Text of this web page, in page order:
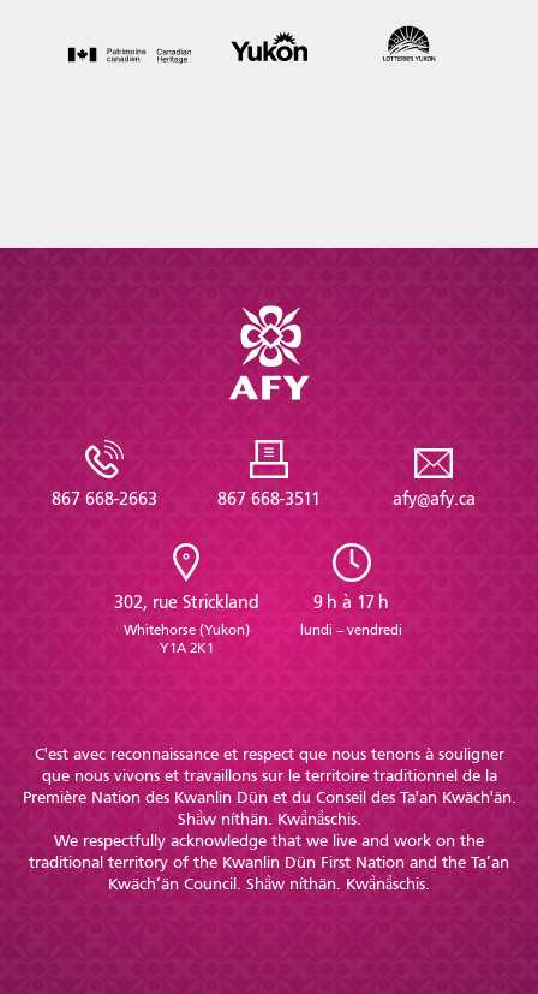
867 668-2663 867 668-3511 afy@afy.ca
302, rue Strickland
Whitehorse (Yukon)
Y1A 2K1
9 h à 17 h
lundi – vendredi
C'est avec reconnaissance et respect que nous tenons à souligner
que nous vivons et travaillons sur le territoire traditionnel de la
Première Nation des Kwanlin Dün et du Conseil des Ta'an Kwäch'än.
Shä̀w níthän. Kwä̀nä̀schis.
We respectfully acknowledge that we live and work on the
traditional territory of the Kwanlin Dün First Nation and the Ta’an
Kwäch’än Council. Shä̀w níthän. Kwä̀nä̀schis.